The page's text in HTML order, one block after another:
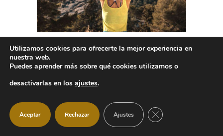
Utilizamos cookies para ofrecerte la mejor experiencia en
nuestra web.
Puedes aprender más sobre qué cookies utilizamos o
desactivarlas en los ajustes.
Aceptar Rechazar Ajustes CERRAR EL